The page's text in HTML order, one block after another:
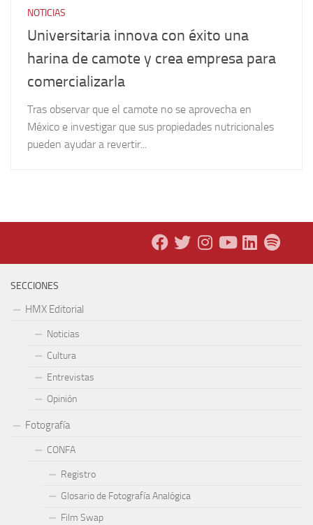
NOTICIAS
Universitaria innova con éxito una
harina de camote y crea empresa para
comercializarla
Tras observar que el camote no se aprovecha en
México e investigar que sus propiedades nutricionales
pueden ayudar a revertir...
SECCIONES
HMX Editorial
Noticias
Cultura
Entrevistas
Opinión
Fotografía
CONFA
Registro
Glosario de Fotografía Analógica
Film Swap